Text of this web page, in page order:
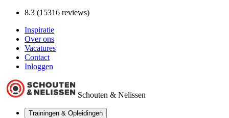
8.3 (15316 reviews)
Inspiratie
Over ons
Vacatures
Contact
Inloggen
Schouten & Nelissen
Trainingen & Opleidingen